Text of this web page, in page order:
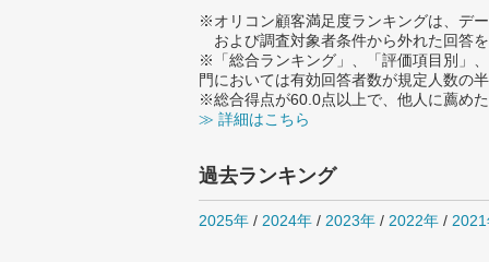
※オリコン顧客満足度ランキングは、デ
および調査対象者条件から外れた回答
※「総合ランキング」、「評価項目別」
門においては有効回答者数が規定人数の
※総合得点が60.0点以上で、他人に薦め
≫ 詳細はこちら
過去ランキング
2025年 / 2024年 / 2023年 / 2022年 /